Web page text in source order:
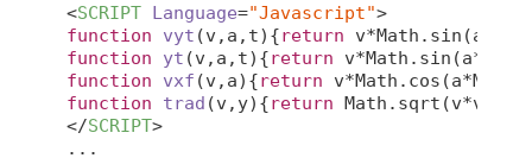
<SCRIPT Language="Javascript">
function
vyt (v,a,t) {return v*Math .sin(a*
function
yt (v,a,t) {return v*Math .sin(a*
function
vxf (v,a) {return v*Math .cos(a*Math
function
trad (v,y) {return Math .sqrt(v*v/(
</SCRIPT>